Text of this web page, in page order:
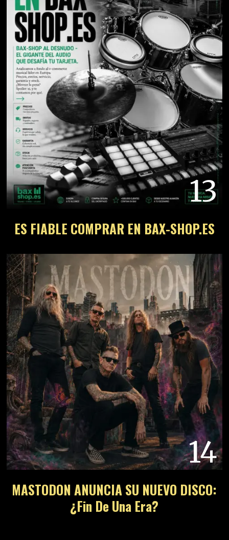
13
ES FIABLE COMPRAR EN BAX-SHOP.ES
14
MASTODON ANUNCIA SU NUEVO DISCO:
¿Fin De Una Era?